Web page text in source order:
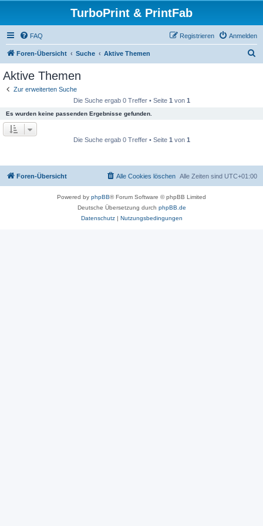
TurboPrint & PrintFab
FAQ Anmelden
Registrieren
Foren-Übersicht Suche Aktive Themen
Aktive Themen
Zur erweiterten Suche
Die Suche ergab 0 Treffer • Seite 1 von 1
Es wurden keine passenden Ergebnisse gefunden.
Die Suche ergab 0 Treffer • Seite 1 von 1
Foren-Übersicht Alle Zeiten sind UTC+01:00
Alle Cookies löschen
Powered by phpBB® Forum Software © phpBB Limited
Deutsche Übersetzung durch phpBB.de
Datenschutz| Nutzungsbedingungen